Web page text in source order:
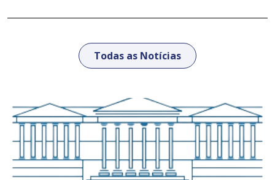
Todas as Notícias